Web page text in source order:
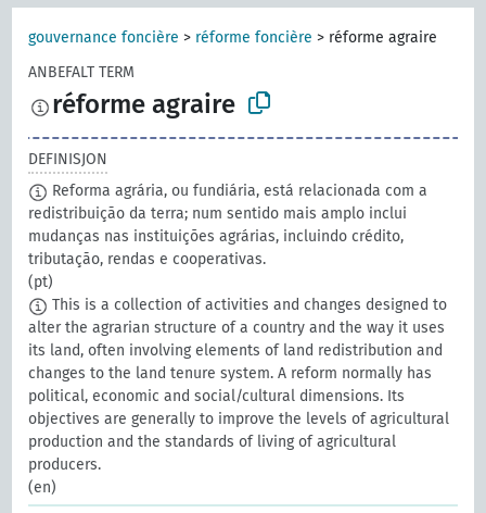
gouvernance foncière > réforme foncière > réforme agraire
ANBEFALT TERM
réforme agraire
DEFINISJON
Reforma agrária, ou fundiária, está relacionada com a
redistribuição da terra; num sentido mais amplo inclui
mudanças nas instituições agrárias, incluindo crédito,
tributação, rendas e cooperativas.
(pt)
This is a collection of activities and changes designed to
alter the agrarian structure of a country and the way it uses
its land, often involving elements of land redistribution and
changes to the land tenure system. A reform normally has
political, economic and social/cultural dimensions. Its
objectives are generally to improve the levels of agricultural
production and the standards of living of agricultural
producers.
(en)